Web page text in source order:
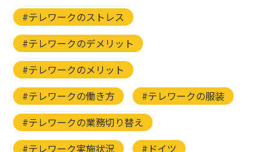
#テレワークのストレス
#テレワークのデメリット
#テレワークのメリット
#テレワークの働き方
#テレワークの服装
#テレワークの業務切り替え
#テレワーク実施状況
#ドイツ